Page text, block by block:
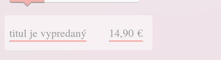
titul je vypredaný 14,90 €